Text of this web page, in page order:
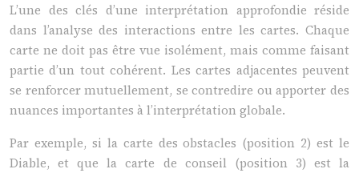
L’une des clés d’une interprétation approfondie réside
dans l’analyse des interactions entre les cartes. Chaque
carte ne doit pas être vue isolément, mais comme faisant
partie d’un tout cohérent. Les cartes adjacentes peuvent
se renforcer mutuellement, se contredire ou apporter des
nuances importantes à l’interprétation globale.
Par exemple, si la carte des obstacles (position 2) est le
Diable, et que la carte de conseil (position 3) est la